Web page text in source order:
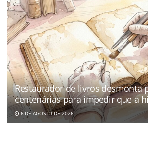
Restaurador de livros desmonta
centenárias para impedir que a
6 DE AGOSTO DE 2026